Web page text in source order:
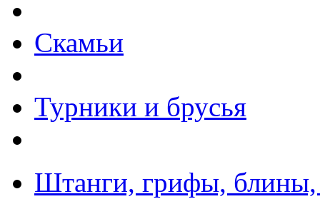
Скамьи
Турники и брусья
Штанги, грифы, блины,